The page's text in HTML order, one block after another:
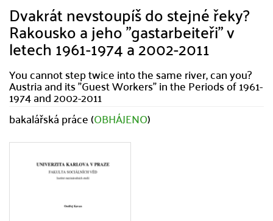
Dvakrát nevstoupíš do stejné řeky?
Rakousko a jeho "gastarbeiteři" v
letech 1961-1974 a 2002-2011
You cannot step twice into the same river, can you?
Austria and its "Guest Workers" in the Periods of 1961-
1974 and 2002-2011
bakalářská práce (OBHÁJENO)